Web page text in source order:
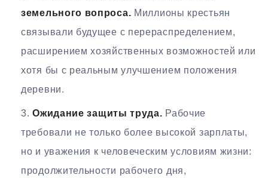
земельного вопроса. Миллионы крестьян
связывали будущее с перераспределением,
расширением хозяйственных возможностей или
хотя бы с реальным улучшением положения
деревни.
Ожидание защиты труда. Рабочие
требовали не только более высокой зарплаты,
но и уважения к человеческим условиям жизни:
продолжительности рабочего дня,